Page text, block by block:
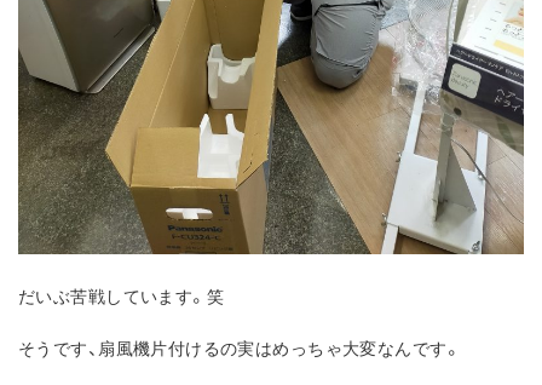
だいぶ苦戦しています。笑
そうです、扇風機片付けるの実はめっちゃ大変なんです。